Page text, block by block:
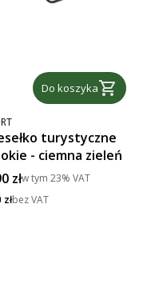
Do koszyka
turystyczne
- ciemna zieleń
brutto
złw tym 23% VAT
netto
złbez VAT